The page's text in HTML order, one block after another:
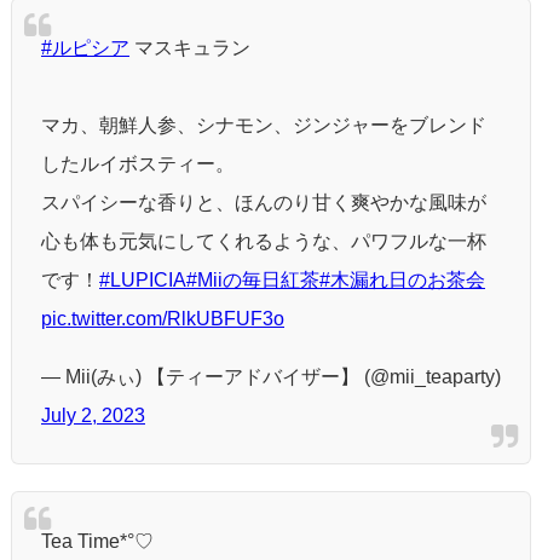
#ルピシア マスキュラン
マカ、朝鮮人参、シナモン、ジンジャーをブレンド
したルイボスティー。
スパイシーな香りと、ほんのり甘く爽やかな風味が
心も体も元気にしてくれるような、パワフルな一杯
です！ #LUPICIA#Miiの毎日紅茶#木漏れ日のお茶会
pic.twitter.com/RlkUBFUF3o
— Mii(みぃ) 【ティーアドバイザー】 (@mii_teaparty)
July 2, 2023
Tea Time*°♡